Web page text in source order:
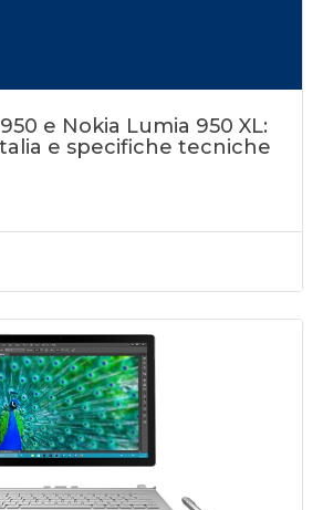
e Nokia Lumia 950 XL:
e specifiche tecniche